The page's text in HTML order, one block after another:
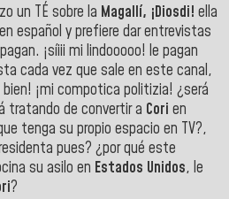
un TÉ sobre la Magallí, ¡Diosdi! ella
en español y prefiere dar entrevistas
¡síiii mi lindooooo! le pagan
cada vez que sale en este canal,
bien! ¡mi compotica politizia! ¿será
tratando de convertir a Cori en
tenga su propio espacio en TV?,
pues? ¿por qué este
su asilo en Estados Unidos, le
?